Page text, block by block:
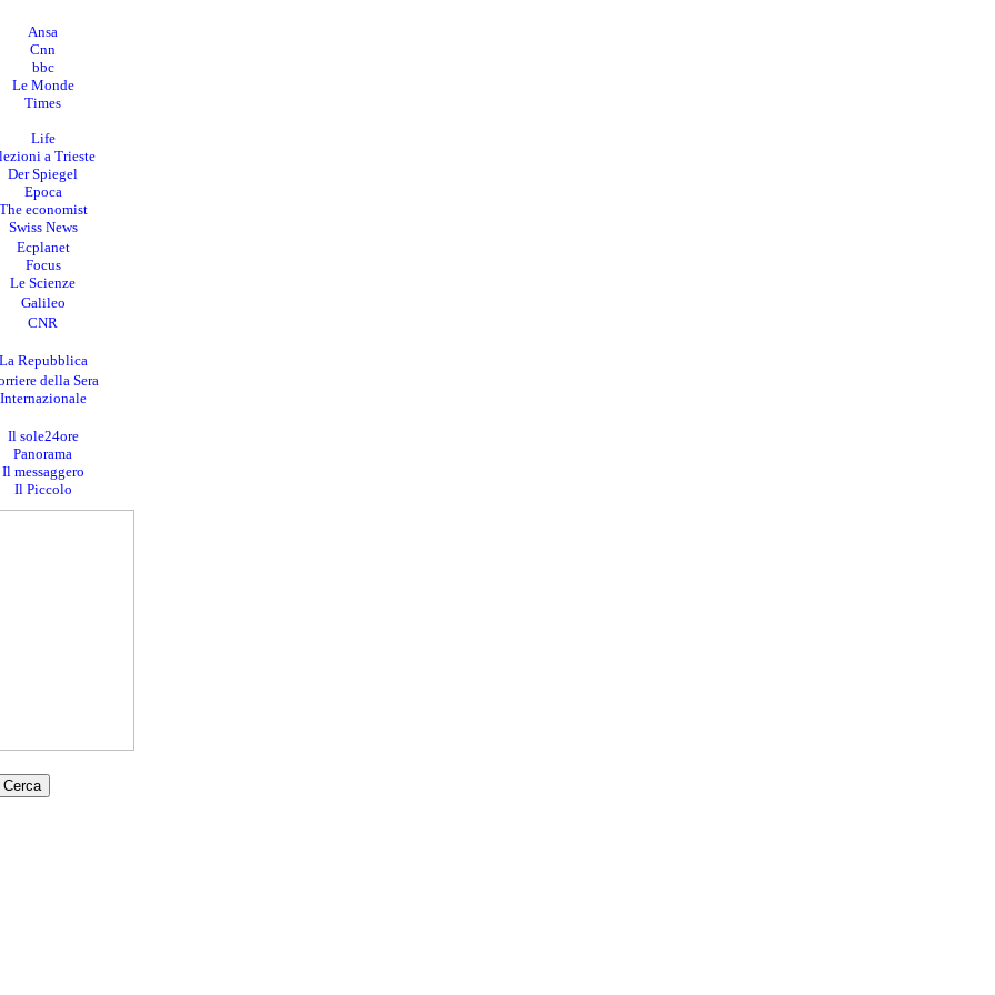
Ansa
Cnn
bbc
Le Monde
Times
Life
a Trieste
Der Spiegel
Epoca
economist
Swiss News
Ecplanet
Focus
Le Scienze
Galileo
CNR
Repubblica
della Sera
Internazionale
Il sole24ore
Panorama
Il messaggero
Il Piccolo